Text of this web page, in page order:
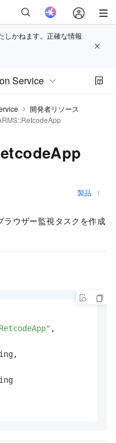
しかねます。正確な情報
Service
開発者リソース
製品
ウザー監視タスクを作成
,
,